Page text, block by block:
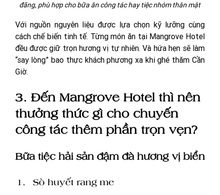
đãng, phù hợp cho bữa ăn công tác hay tiệc nhóm thân mật
Với nguồn nguyên liệu được lựa chọn kỹ lưỡng cùng
cách chế biến tinh tế. Từng món ăn tại Mangrove Hotel
đều được giữ trọn hương vị tự nhiên. Và hứa hẹn sẽ làm
“say lòng” bao thực khách phương xa khi ghé thăm Cần
Giờ.
3. Đến Mangrove Hotel thì nên
thưởng thức gì cho chuyến
công tác thêm phần trọn vẹn?
Bữa tiệc hải sản đậm đà hương vị biển
Sò huyết rang me